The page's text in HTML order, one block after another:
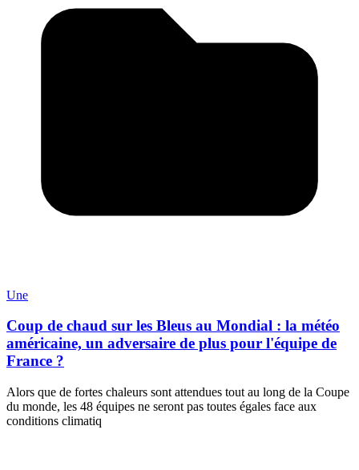
Une
Coup de chaud sur les Bleus au Mondial : la météo
américaine, un adversaire de plus pour l'équipe de
France ?
Alors que de fortes chaleurs sont attendues tout au long de la Coupe
du monde, les 48 équipes ne seront pas toutes égales face aux
conditions climatiq